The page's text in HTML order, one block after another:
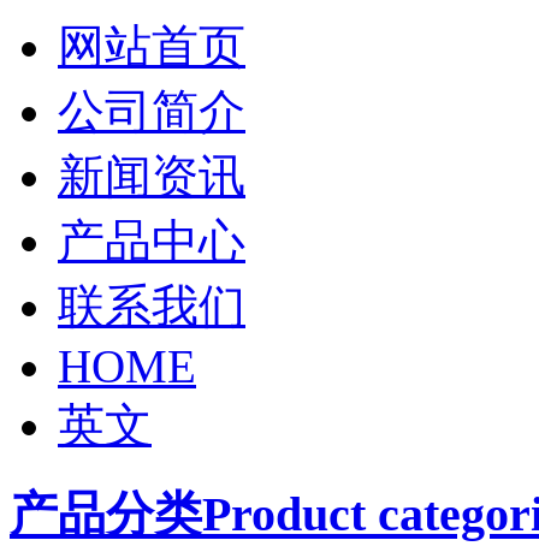
网站首页
公司简介
新闻资讯
产品中心
联系我们
HOME
英文
产品分类Product